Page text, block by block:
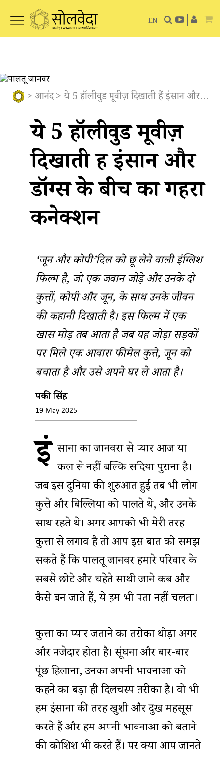
EN
>आनंद> ये 5 हॉलीवुड मूवीज़ दिखाती हैं इंसान और डॉग्स के बीच का गहरा कनेक्शन
ये 5 हॉलीवुड मूवीज़
दिखाती हैं इंसान और
डॉग्स के बीच का गहरा
कनेक्शन
‘जून और कोपी’दिल को छू लेने वाली इंग्लिश
फिल्म है, जो एक जवान जोड़े और उनके दो
कुत्तों, कोपी और जून, के साथ उनके जीवन
की कहानी दिखाती है। इस फिल्म में एक
खास मोड़ तब आता है जब यह जोड़ा सड़कों
पर मिले एक आवारा फीमेल कुत्ते, जून को
बचाता है और उसे अपने घर ले आता है।
पिंकी सिंह
19 May 2025
इं सानों का जानवरों से प्यार आज या
कल से नहीं बल्कि सदियों पुराना है।
जब इस दुनिया की शुरुआत हुई तब भी लोग
कुत्ते और बिल्लियों को पालते थे, और उनके
साथ रहते थे। अगर आपको भी मेरी तरह
कुत्तों से लगाव है तो आप इस बात को समझ
सकते हैं कि पालतू जानवर हमारे परिवार के
सबसे छोटे और चहेते साथी जाने कब और
कैसे बन जाते हैं, ये हमें भी पता नहीं चलता।
कुत्तों का प्यार जताने का तरीका थोड़ा अगर
और मजेदार होता है। सूंघना और बार-बार
पूंछ हिलाना, उनका अपनी भावनाओं को
कहने का बड़ा ही दिलचस्प तरीका है। वो भी
हम इंसानों की तरह खुशी और दुख महसूस
करते हैं और हमें अपनी भावनाओं को बताने
की कोशिश भी करते हैं। पर क्या आप जानते